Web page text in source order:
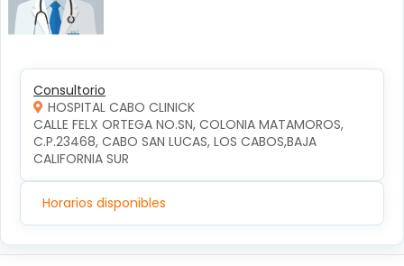
Consultorio
HOSPITAL CABO CLINICK
CALLE FELX ORTEGA NO.SN, COLONIA MATAMOROS,
C.P.23468, CABO SAN LUCAS, LOS CABOS,BAJA
CALIFORNIA SUR
Horarios disponibles